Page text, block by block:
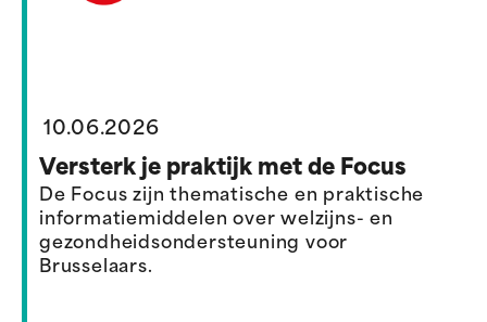
10.06.2026
Versterk je praktijk met de Focus
De Focus zijn thematische en praktische
informatiemiddelen over welzijns- en
gezondheidsondersteuning voor
Brusselaars.